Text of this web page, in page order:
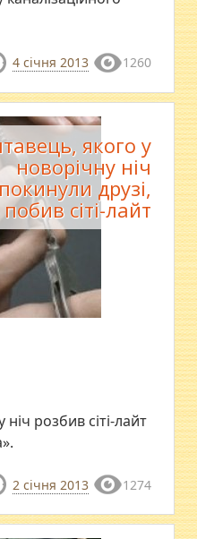
4 січня 2013 1260
якого у
новорічну ніч
покинули друзі,
побив сіті-лайт
розбив сіті-лайт
2 січня 2013 1274